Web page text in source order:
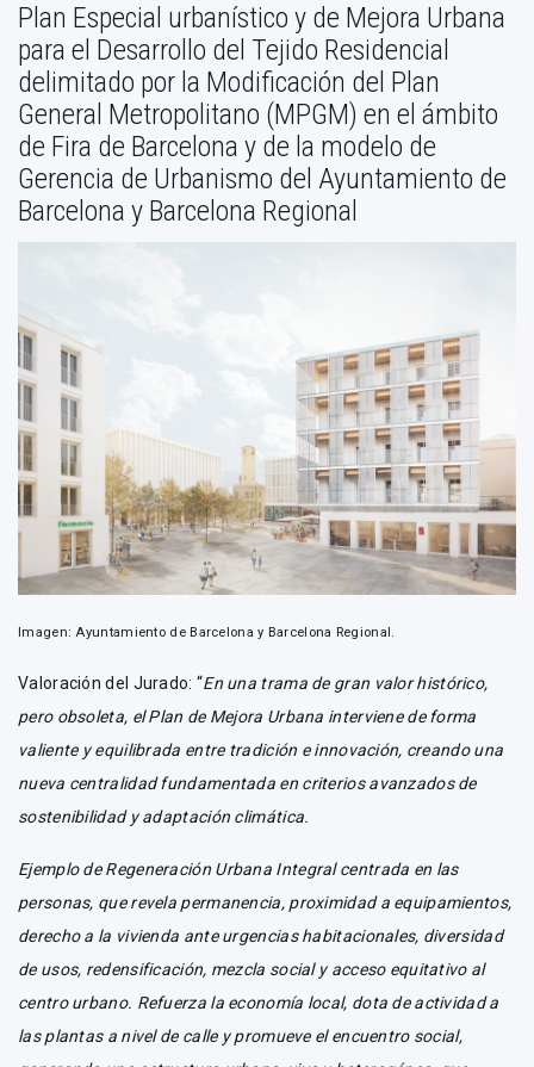
Plan Especial urbanístico y de Mejora Urbana
para el Desarrollo del Tejido Residencial
delimitado por la Modificación del Plan
General Metropolitano (MPGM) en el ámbito
de Fira de Barcelona y de la modelo de
Gerencia de Urbanismo del Ayuntamiento de
Barcelona y Barcelona Regional
Imagen: Ayuntamiento de Barcelona y Barcelona Regional.
Valoración del Jurado: “En una trama de gran valor histórico,
pero obsoleta, el Plan de Mejora Urbana interviene de forma
valiente y equilibrada entre tradición e innovación, creando una
nueva centralidad fundamentada en criterios avanzados de
sostenibilidad y adaptación climática.
Ejemplo de Regeneración Urbana Integral centrada en las
personas, que revela permanencia, proximidad a equipamientos,
derecho a la vivienda ante urgencias habitacionales, diversidad
de usos, redensificación, mezcla social y acceso equitativo al
centro urbano. Refuerza la economía local, dota de actividad a
las plantas a nivel de calle y promueve el encuentro social,